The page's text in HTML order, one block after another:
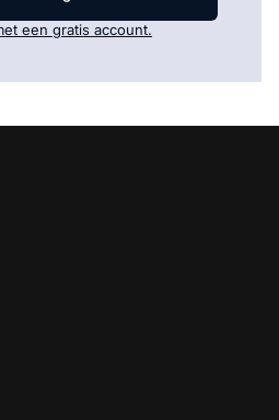
een gratis account.